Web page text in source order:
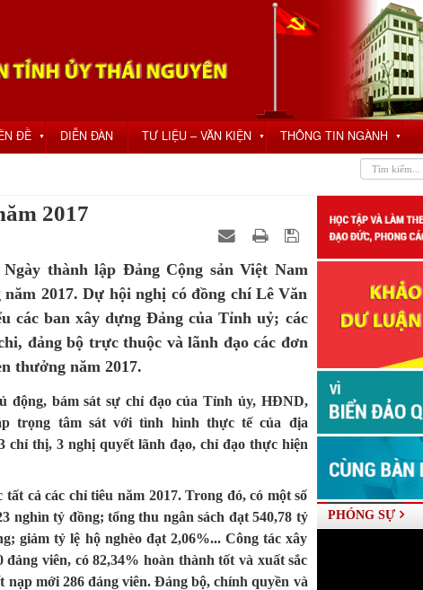
ĐỀ ▼ DIỄN ĐÀN TƯ LIỆU – VĂN KIỆN ▼ THÔNG TIN NGÀNH ▼
2017
thành lập Đảng Cộng sản Việt Nam
2017. Dự hội nghị có đồng chí Lê Văn
các ban xây dựng Đảng của Tỉnh uỷ; các
đảng bộ trực thuộc và lãnh đạo các đơn
thưởng năm 2017.
động, bám sát sự chỉ đạo của Tỉnh ủy, HĐND,
trọng tâm sát với tình hình thực tế của địa
thị, 3 nghị quyết lãnh đạo, chỉ đạo thực hiện
cả các chỉ tiêu năm 2017. Trong đó, có một số
nghìn tỷ đồng; tổng thu ngân sách đạt 540,78 tỷ
giảm tỷ lệ hộ nghèo đạt 2,06%... Công tác xây
viên, có 82,34% hoàn thành tốt và xuất sắc
mới 286 đảng viên. Đảng bộ, chính quyền và
PHÓNG SỰ